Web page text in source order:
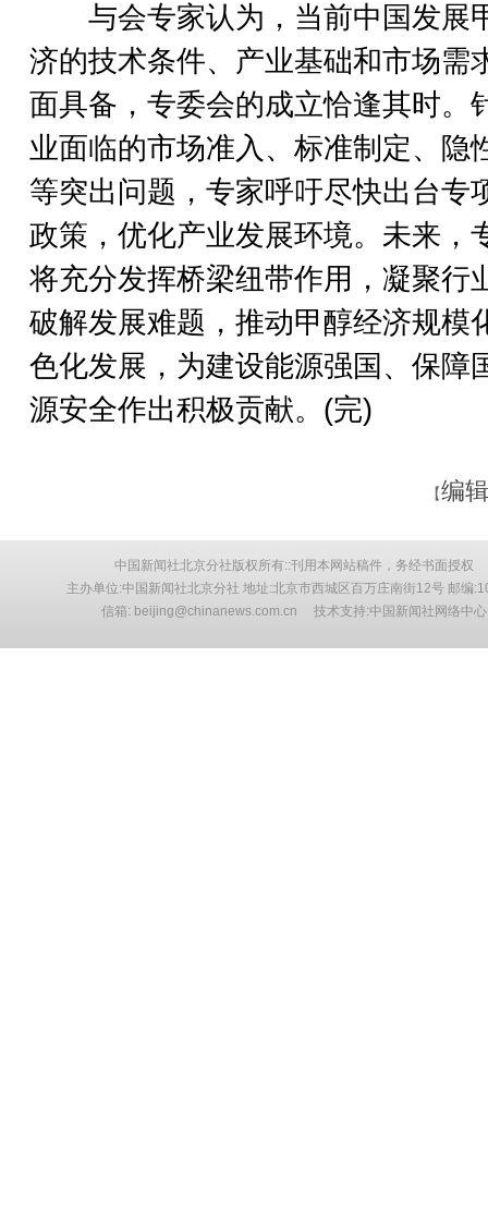
与会专家认为，当前中国发展
济的技术条件、产业基础和市场需
面具备，专委会的成立恰逢其时。
业面临的市场准入、标准制定、隐
等突出问题，专家呼吁尽快出台专
政策，优化产业发展环境。未来，
将充分发挥桥梁纽带作用，凝聚行
破解发展难题，推动甲醇经济规模
色化发展，为建设能源强国、保障
源安全作出积极贡献。(完)
【编
中国新闻社北京分社版权所有::刊用本网站稿件，务经书面授权
主办单位:中国新闻社北京分社 地址:北京市西城区百万庄南街12号 邮编
信箱: beijing@chinanews.com.cn 技术支持:中国新闻社网络中心